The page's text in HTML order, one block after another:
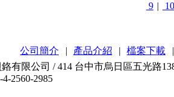
9 | 10
公司簡介 | 產品介紹 | 檔案下載
|
有限公司 / 414 台中市烏日區五光路
4-2560-2985